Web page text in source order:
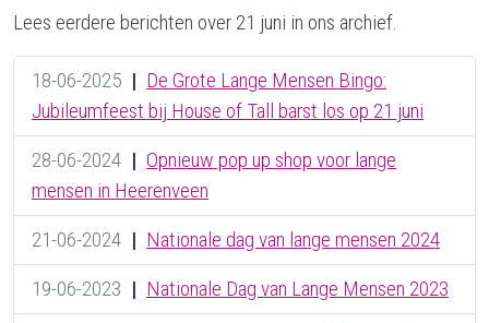
Lees eerdere berichten over 21 juni in ons archief.
18-06-2025 | De Grote Lange Mensen Bingo:
Jubileumfeest bij House of Tall barst los op 21 juni
28-06-2024 | Opnieuw pop up shop voor lange
mensen in Heerenveen
21-06-2024 | Nationale dag van lange mensen 2024
19-06-2023 | Nationale Dag van Lange Mensen 2023